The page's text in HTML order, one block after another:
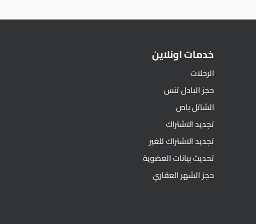
خدمات اونلاين
الرحلات
حجز البادل تنس
الشاتل باص
تجديد الاشتراك
تجديد الاشتراك للغير
تحديث بيانات العضوية
حجز الشهر العقاري